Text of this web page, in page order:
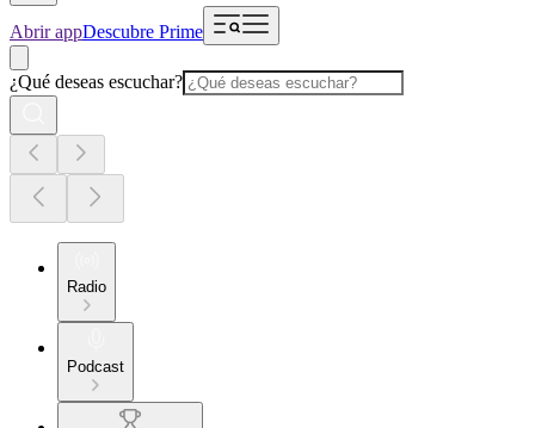
Abrir appDescubre Prime
¿Qué deseas escuchar?
Radio
Podcast